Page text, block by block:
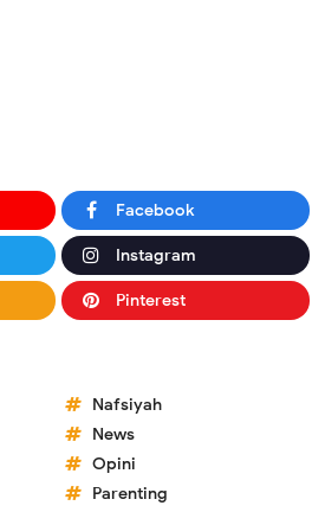
Facebook
Instagram
Pinterest
Nafsiyah
News
Opini
Parenting